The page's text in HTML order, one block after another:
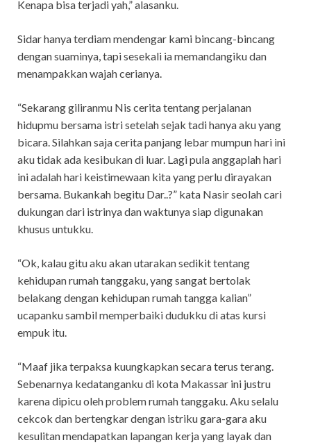
Kenapa bisa terjadi yah,” alasanku.
Sidar hanya terdiam mendengar kami bincang-bincang
dengan suaminya, tapi sesekali ia memandangiku dan
menampakkan wajah cerianya.
“Sekarang giliranmu Nis cerita tentang perjalanan
hidupmu bersama istri setelah sejak tadi hanya aku yang
bicara. Silahkan saja cerita panjang lebar mumpun hari ini
aku tidak ada kesibukan di luar. Lagi pula anggaplah hari
ini adalah hari keistimewaan kita yang perlu dirayakan
bersama. Bukankah begitu Dar..?” kata Nasir seolah cari
dukungan dari istrinya dan waktunya siap digunakan
khusus untukku.
“Ok, kalau gitu aku akan utarakan sedikit tentang
kehidupan rumah tanggaku, yang sangat bertolak
belakang dengan kehidupan rumah tangga kalian”
ucapanku sambil memperbaiki dudukku di atas kursi
empuk itu.
“Maaf jika terpaksa kuungkapkan secara terus terang.
Sebenarnya kedatanganku di kota Makassar ini justru
karena dipicu oleh problem rumah tanggaku. Aku selalu
cekcok dan bertengkar dengan istriku gara-gara aku
kesulitan mendapatkan lapangan kerja yang layak dan